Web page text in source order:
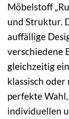
Möbelstoff
und Struktur.
auffällige
verschiedene
gleichzeitig
klassisch oder
perfekte
individuellen